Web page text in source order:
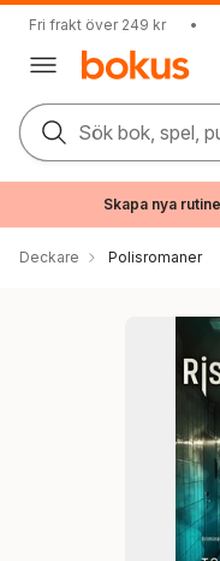
Fri frakt över 249 kr •
Sök bok, spel,
Skapa nya
Deckare Polisromaner